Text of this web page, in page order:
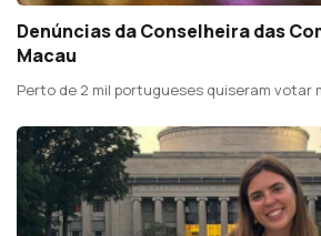
Denúncias da Conselheira das
Macau
Perto de 2 mil portugueses quiseram votar